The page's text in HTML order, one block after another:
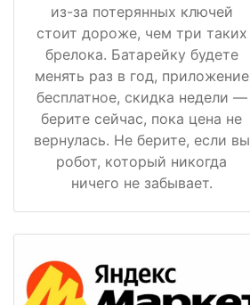
из-за потерянных ключей
стоит дороже, чем три таких
брелока. Батарейку будете
менять раз в год, приложение
бесплатное, скидка недели —
берите сейчас, пока цена не
вернулась. Не берите, если вы
робот, который никогда
ничего не забывает.